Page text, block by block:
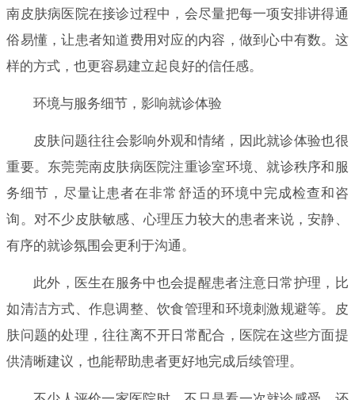
南皮肤病医院在接诊过程中，会尽量把每一项安排讲得通
俗易懂，让患者知道费用对应的内容，做到心中有数。这
样的方式，也更容易建立起良好的信任感。
环境与服务细节，影响就诊体验
皮肤问题往往会影响外观和情绪，因此就诊体验也很
重要。东莞莞南皮肤病医院注重诊室环境、就诊秩序和服
务细节，尽量让患者在非常舒适的环境中完成检查和咨
询。对不少皮肤敏感、心理压力较大的患者来说，安静、
有序的就诊氛围会更利于沟通。
此外，医生在服务中也会提醒患者注意日常护理，比
如清洁方式、作息调整、饮食管理和环境刺激规避等。皮
肤问题的处理，往往离不开日常配合，医院在这些方面提
供清晰建议，也能帮助患者更好地完成后续管理。